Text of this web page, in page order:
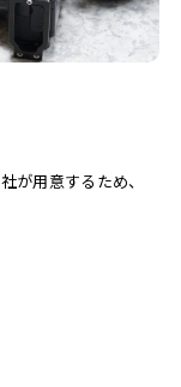
が用意するため、